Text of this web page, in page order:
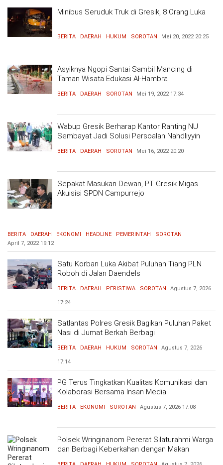
Minibus Seruduk Truk di Gresik, 8 Orang Luka
BERITA DAERAH HUKUM SOROTAN Mei 20, 2022 20:25
Asyiknya Ngopi Santai Sambil Mancing di
Taman Wisata Edukasi Al-Hambra
BERITA DAERAH SOROTAN Mei 19, 2022 17:34
Wabup Gresik Berharap Kantor Ranting NU
Sembayat Jadi Solusi Persoalan Nahdliyyin
BERITA DAERAH SOROTAN Mei 16, 2022 20:20
Sepakat Masukan Dewan, PT Gresik Migas
Akuisisi SPDN Campurrejo
BERITA DAERAH EKONOMI HEADLINE PEMERINTAH
SOROTAN
April 7, 2022 19:12
Satu Korban Luka Akibat Puluhan Tiang PLN
Roboh di Jalan Daendels
BERITA DAERAH PERISTIWA SOROTAN Agustus 7, 2026
17:24
Satlantas Polres Gresik Bagikan Puluhan Paket
Nasi di Jumat Berkah Berbagi
BERITA DAERAH HUKUM SOROTAN Agustus 7, 2026
17:14
PG Terus Tingkatkan Kualitas Komunikasi dan
Kolaborasi Bersama Insan Media
BERITA EKONOMI SOROTAN Agustus 7, 2026 17:08
Polsek Wringinanom Pererat Silaturahmi Warga
dan Berbagi Keberkahan dengan Makan